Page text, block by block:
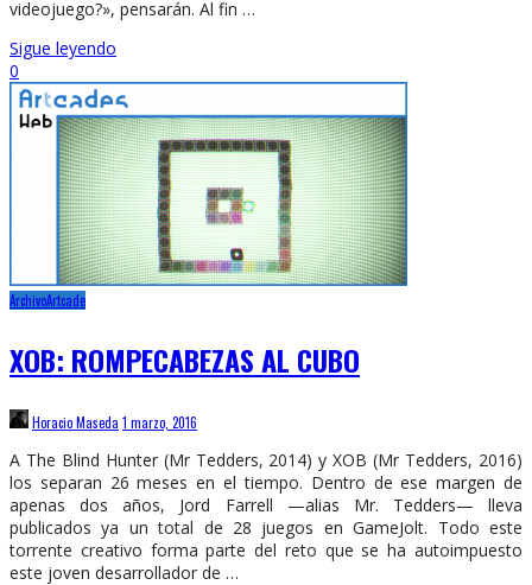
videojuego?», pensarán. Al fin …
Sigue leyendo
0
ArchivoArtcade
XOB: ROMPECABEZAS AL CUBO
Horacio Maseda 1 marzo, 2016
A The Blind Hunter (Mr Tedders, 2014) y XOB (Mr Tedders, 2016)
los separan 26 meses en el tiempo. Dentro de ese margen de
apenas dos años, Jord Farrell —alias Mr. Tedders— lleva
publicados ya un total de 28 juegos en GameJolt. Todo este
torrente creativo forma parte del reto que se ha autoimpuesto
este joven desarrollador de …